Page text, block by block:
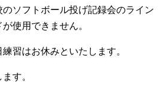
ソフトボール投げ記録会のライン
使用できません。
習はお休みといたします。
す。